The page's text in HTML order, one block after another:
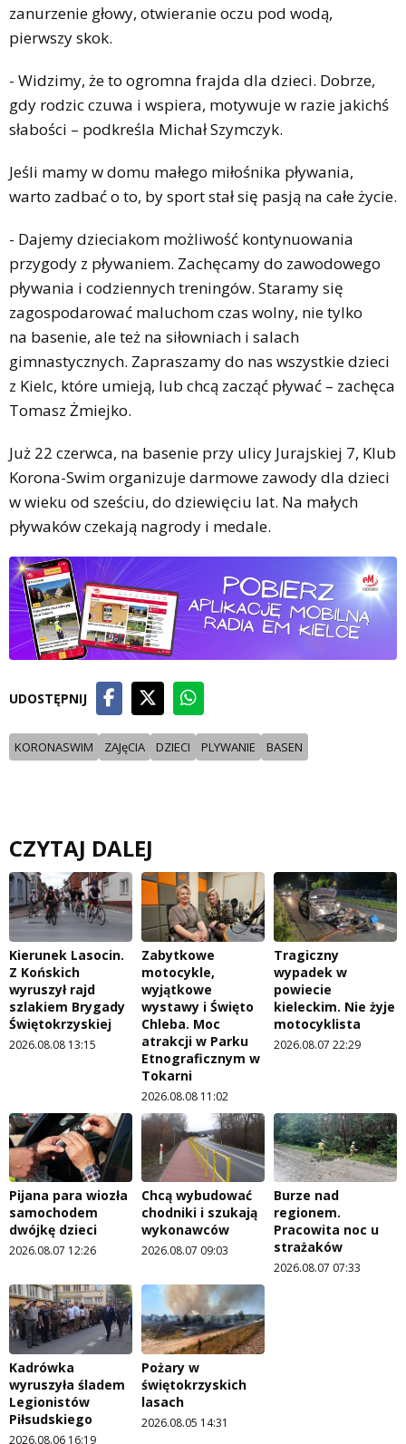
zanurzenie głowy, otwieranie oczu pod wodą,
pierwszy skok.
- Widzimy, że to ogromna frajda dla dzieci. Dobrze,
gdy rodzic czuwa i wspiera, motywuje w razie jakichś
słabości – podkreśla Michał Szymczyk.
Jeśli mamy w domu małego miłośnika pływania,
warto zadbać o to, by sport stał się pasją na całe życie.
- Dajemy dzieciakom możliwość kontynuowania
przygody z pływaniem. Zachęcamy do zawodowego
pływania i codziennych treningów. Staramy się
zagospodarować maluchom czas wolny, nie tylko
na basenie, ale też na siłowniach i salach
gimnastycznych. Zapraszamy do nas wszystkie dzieci
z Kielc, które umieją, lub chcą zacząć pływać – zachęca
Tomasz Żmiejko.
Już 22 czerwca, na basenie przy ulicy Jurajskiej 7, Klub
Korona-Swim organizuje darmowe zawody dla dzieci
w wieku od sześciu, do dziewięciu lat. Na małych
pływaków czekają nagrody i medale.
UDOSTĘPNIJ
KORONASWIM ZAJęCIA DZIECI PLYWANIE BASEN
CZYTAJ DALEJ
Kierunek Lasocin.
Z Końskich
wyruszył rajd
szlakiem Brygady
Świętokrzyskiej
2026.08.08 13:15
Zabytkowe
motocykle,
wyjątkowe
wystawy i Święto
Chleba. Moc
atrakcji w Parku
Etnograficznym w
Tokarni
2026.08.08 11:02
Tragiczny
wypadek w
powiecie
kieleckim. Nie żyje
motocyklista
2026.08.07 22:29
Pijana para wiozła
samochodem
dwójkę dzieci
2026.08.07 12:26
Chcą wybudować
chodniki i szukają
wykonawców
2026.08.07 09:03
Burze nad
regionem.
Pracowita noc u
strażaków
2026.08.07 07:33
Kadrówka
wyruszyła śladem
Legionistów
Piłsudskiego
2026.08.06 16:19
Pożary w
świętokrzyskich
lasach
2026.08.05 14:31